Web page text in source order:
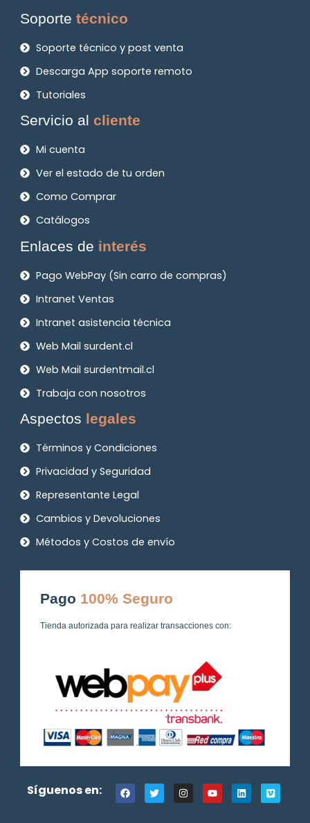
Soportetécnico
Soporte técnico y post venta
Descarga App soporte remoto
Tutoriales
Servicio alcliente
Mi cuenta
Ver el estado de tu orden
Como Comprar
Catálogos
Enlaces de interés
Pago WebPay (Sin carro de compras)
Intranet Ventas
Intranet asistencia técnica
Web Mail surdent.cl
Web Mail surdentmail.cl
Trabaja con nosotros
Aspectos legales
Términos y Condiciones
Privacidad y Seguridad
Representante Legal
Cambios y Devoluciones
Métodos y Costos de envío
Pago 100% Seguro
Tienda autorizada para realizar transacciones con:
Síguenos en:
F
a
c
T
w
i
I
n
s
Y
o
u
L
i
n
V
i
m